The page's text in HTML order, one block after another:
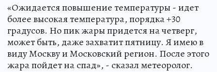
«Ожидается повышение температуры - идет
более высокая температура, порядка +30
градусов. Но пик жары придется на четверг,
может быть, даже захватит пятницу. Я имею в
виду Москву и Московский регион. После этого
жара пойдет на спад», - сказал метеоролог.